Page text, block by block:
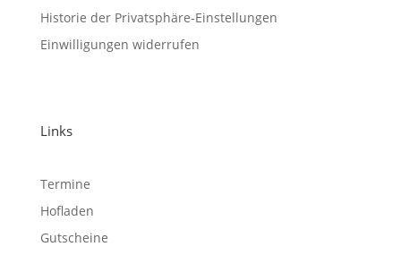
Historie der Privatsphäre-Einstellungen
Einwilligungen widerrufen
Links
Termine
Hofladen
Gutscheine